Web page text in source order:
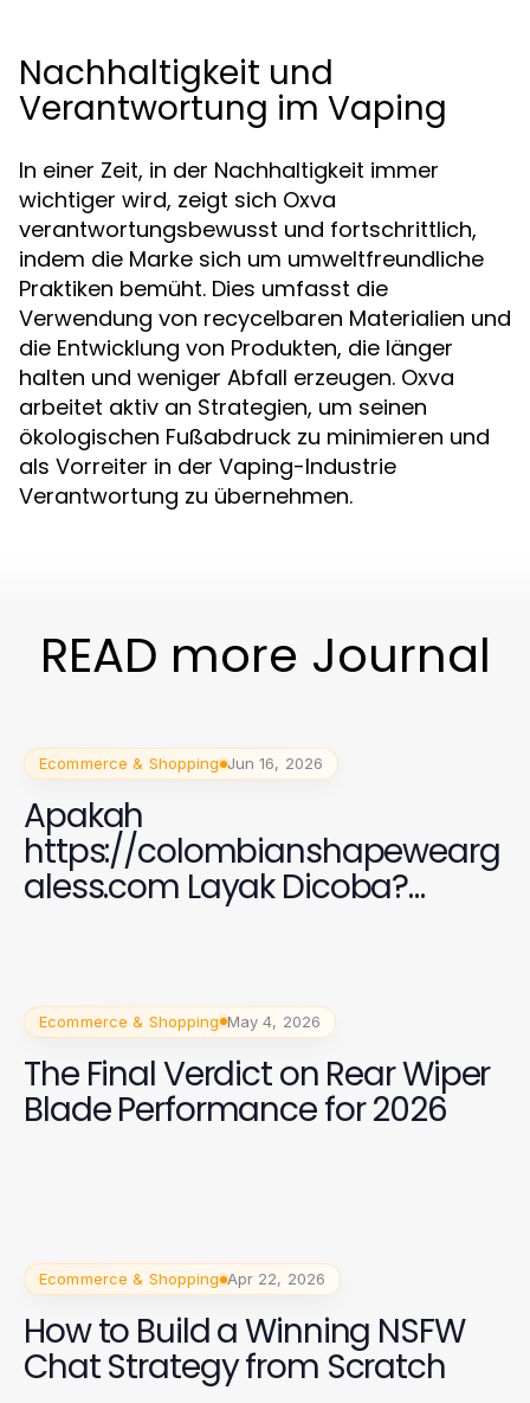
Nachhaltigkeit und
Verantwortung im Vaping
In einer Zeit, in der Nachhaltigkeit immer
wichtiger wird, zeigt sich Oxva
verantwortungsbewusst und fortschrittlich,
indem die Marke sich um umweltfreundliche
Praktiken bemüht. Dies umfasst die
Verwendung von recycelbaren Materialien und
die Entwicklung von Produkten, die länger
halten und weniger Abfall erzeugen. Oxva
arbeitet aktiv an Strategien, um seinen
ökologischen Fußabdruck zu minimieren und
als Vorreiter in der Vaping-Industrie
Verantwortung zu übernehmen.
READ more Journal
Ecommerce & Shopping Jun 16, 2026
Apakah
https://colombianshapewearg
aless.com Layak Dicoba?
Penilaian 2026 yang Jujur
Ecommerce & Shopping May 4, 2026
The Final Verdict on Rear Wiper
Blade Performance for 2026
Ecommerce & Shopping Apr 22, 2026
How to Build a Winning NSFW
Chat Strategy from Scratch